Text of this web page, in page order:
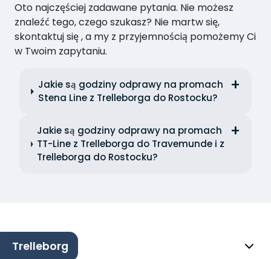
Oto najczęściej zadawane pytania. Nie możesz
znaleźć tego, czego szukasz? Nie martw się,
skontaktuj się , a my z przyjemnością pomożemy Ci
w Twoim zapytaniu.
Jakie są godziny odprawy na promach
Stena Line z Trelleborga do Rostocku?
Jakie są godziny odprawy na promach
TT-Line z Trelleborga do Travemunde i z
Trelleborga do Rostocku?
Trelleborg